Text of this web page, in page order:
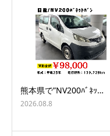
熊本県で”NV200ﾊﾞﾈｯ…
2026.08.8